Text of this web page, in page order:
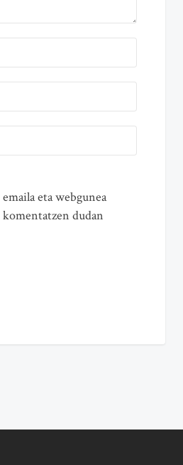
eta webgunea
dudan